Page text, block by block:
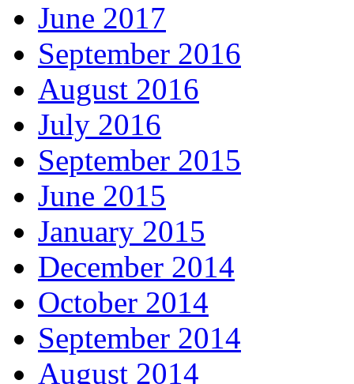
June 2017
September 2016
August 2016
July 2016
September 2015
June 2015
January 2015
December 2014
October 2014
September 2014
August 2014